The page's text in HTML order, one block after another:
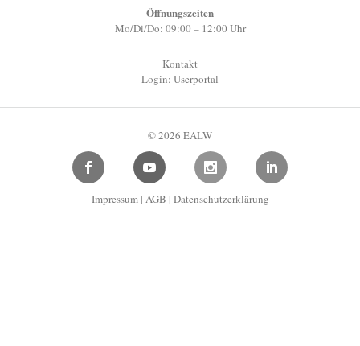
Öffnungszeiten
Mo/Di/Do: 09:00 – 12:00 Uhr
Kontakt
Login: Userportal
© 2026 EALW
Impressum| AGB | Datenschutzerklärung